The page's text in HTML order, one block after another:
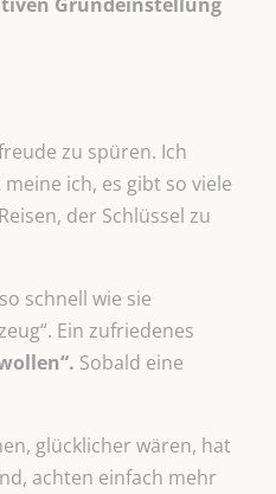
zu spüren. Ich
ich, es gibt so viele
der Schlüssel zu
schnell wie sie
Ein zufriedenes
Sobald eine
glücklicher wären, hat
achten einfach mehr